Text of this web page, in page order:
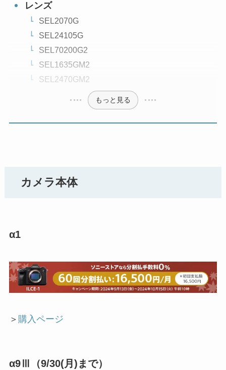
レンズ
SEL2070G
SEL24105G
SEL70200G2
SEL1635GM2
SEL2470GM2
もっと見る
カメラ本体
α1
＞ 購入ページ
α9Ⅲ（9/30(月)まで）